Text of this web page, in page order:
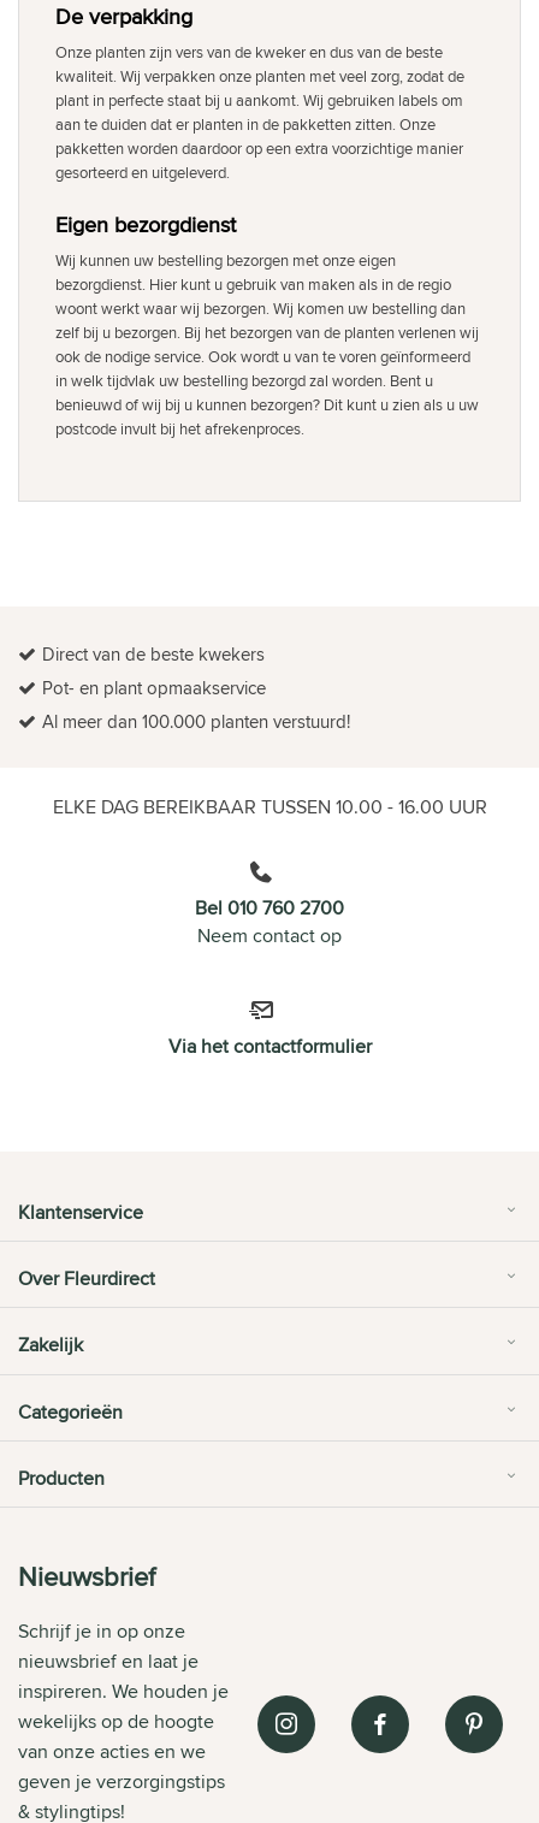
De verpakking
Onze planten zijn vers van de kweker en dus van de beste
kwaliteit. Wij verpakken onze planten met veel zorg, zodat de
plant in perfecte staat bij u aankomt. Wij gebruiken labels om
aan te duiden dat er planten in de pakketten zitten. Onze
pakketten worden daardoor op een extra voorzichtige manier
gesorteerd en uitgeleverd.
Eigen bezorgdienst
Wij kunnen uw bestelling bezorgen met onze eigen
bezorgdienst. Hier kunt u gebruik van maken als in de regio
woont werkt waar wij bezorgen. Wij komen uw bestelling dan
zelf bij u bezorgen. Bij het bezorgen van de planten verlenen wij
ook de nodige service. Ook wordt u van te voren geïnformeerd
in welk tijdvlak uw bestelling bezorgd zal worden. Bent u
benieuwd of wij bij u kunnen bezorgen? Dit kunt u zien als u uw
postcode invult bij het afrekenproces.
Direct van de beste kwekers
Pot- en plant opmaakservice
Al meer dan 100.000 planten verstuurd!
ELKE DAG BEREIKBAAR TUSSEN 10.00 - 16.00 UUR
Bel 010 760 2700
Neem contact op
Via het contactformulier
Klantenservice
Over Fleurdirect
Zakelijk
Categorieën
Producten
Nieuwsbrief
Schrijf je in op onze
nieuwsbrief en laat je
inspireren. We houden je
wekelijks op de hoogte
van onze acties en we
geven je verzorgingstips
& stylingtips!